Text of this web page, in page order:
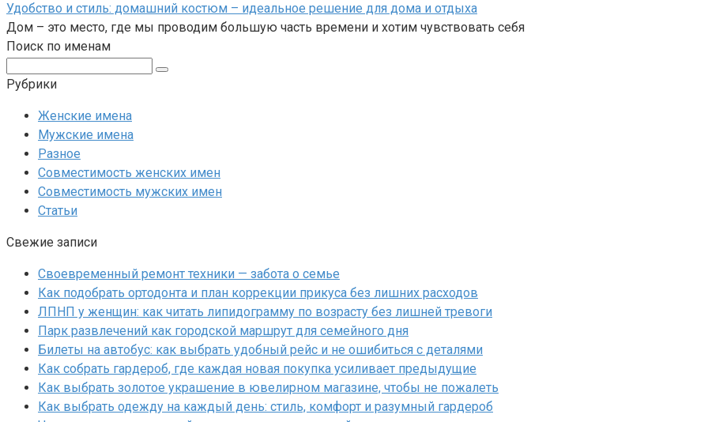
Удобство и стиль: домашний костюм – идеальное решение для дома и отдыха
Дом – это место, где мы проводим большую часть времени и хотим чувствовать себя
Поиск по именам
Рубрики
Женские имена
Мужские имена
Разное
Совместимость женских имен
Совместимость мужских имен
Статьи
Свежие записи
Своевременный ремонт техники — забота о семье
Как подобрать ортодонта и план коррекции прикуса без лишних расходов
ЛПНП у женщин: как читать липидограмму по возрасту без лишней тревоги
Парк развлечений как городской маршрут для семейного дня
Билеты на автобус: как выбрать удобный рейс и не ошибиться с деталями
Как собрать гардероб, где каждая новая покупка усиливает предыдущие
Как выбрать золотое украшение в ювелирном магазине, чтобы не пожалеть
Как выбрать одежду на каждый день: стиль, комфорт и разумный гардероб